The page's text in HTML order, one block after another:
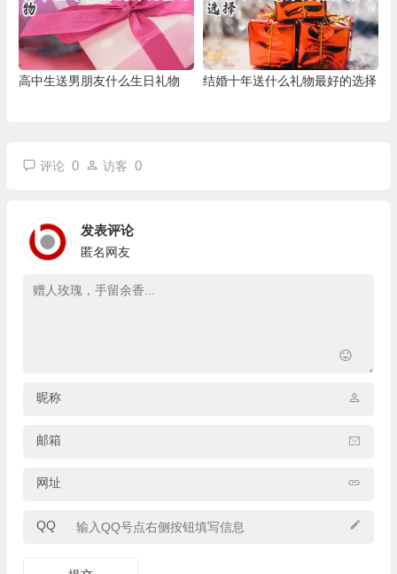
高中生送男朋友什么生日礼物 结婚十年送什么礼物最好的选择
评论 0 访客 0
发表评论
匿名网友
昵称
邮箱
网址
QQ